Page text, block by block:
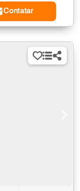
Contatar